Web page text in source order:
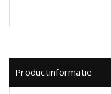
Productinformatie